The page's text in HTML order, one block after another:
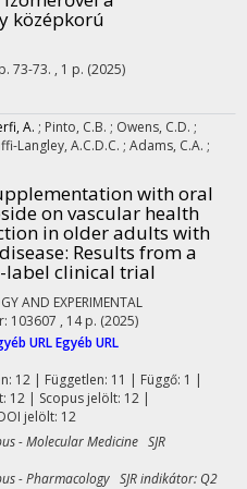
középkorú
73-73. , 1 p. (2025)
A. ; Pinto, C.B. ; Owens, C.D. ;
Langley, A.C.D.C. ; Adams, C.A. ;
with oral
on vascular health
in older adults with
Results from a
label clinical trial
AND EXPERIMENTAL
103607 , 14 p. (2025)
URLEgyéb URL
12| Független: 11 | Függő: 1 |
12 | Scopus jelölt: 12 |
jelölt: 12
- Molecular Medicine SJR
- Pharmacology SJR indikátor: Q2